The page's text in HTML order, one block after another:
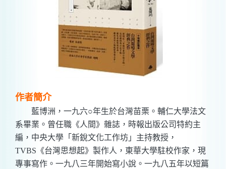
作者簡介
藍博洲，一九六○年生於台灣苗栗。輔仁大學法文
系畢業。曾任職《人間》雜誌，時報出版公司特約主
編，中央大學「新銳文化工作坊」主持教授，
TVBS《台灣思想起》製作人，東華大學駐校作家，現
專事寫作。一九八三年開始寫小說。一九八五年以短篇